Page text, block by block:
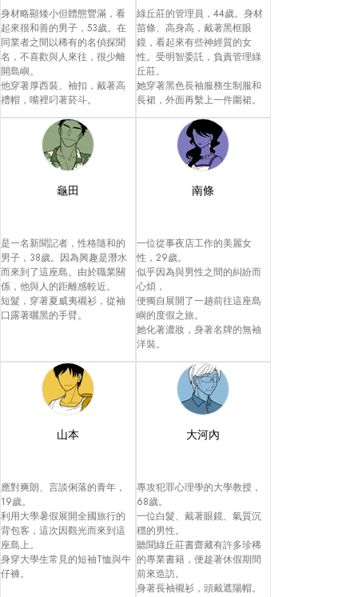
身材略顯矮小但體態豐滿，看
起來很和善的男子，53歲。在
同業者之間以稀有的名偵探聞
名，不喜歡與人來往，很少離
開島嶼。
他穿著厚西裝、袖扣，戴著高
禮帽，嘴裡叼著菸斗。
綠丘莊的管理員，44歲。身材
苗條、高身高，戴著黑框眼
鏡，看起來有些神經質的女
性。受明智委託，負責管理綠
丘莊。
她穿著黑色長袖服務生制服和
長裙，外面再繫上一件圍裙。
龜田
是一名新聞記者，性格隨和的
男子，38歲。因為興趣是潛水
而來到了這座島。由於職業關
係，他與人的距離感較近。
短髮，穿著夏威夷襯衫，從袖
口露著曬黑的手臂。
南條
一位從事夜店工作的美麗女
性，29歲。
似乎因為與男性之間的糾紛而
心煩，
便獨自展開了一趟前往這座島
嶼的度假之旅。
她化著濃妝，身著名牌的無袖
洋裝。
山本
應對爽朗、言談俐落的青年，
19歲。
利用大學暑假展開全國旅行的
背包客，這次因觀光而來到這
座島上。
身穿大學生常見的短袖T恤與牛
仔褲。
大河內
專攻犯罪心理學的大學教授，
68歲。
一位白髮、戴著眼鏡、氣質沉
穩的男性。
聽聞綠丘莊書齋藏有許多珍稀
的專業書籍，便趁著休假期間
前來造訪。
身著長袖襯衫，頭戴遮陽帽。